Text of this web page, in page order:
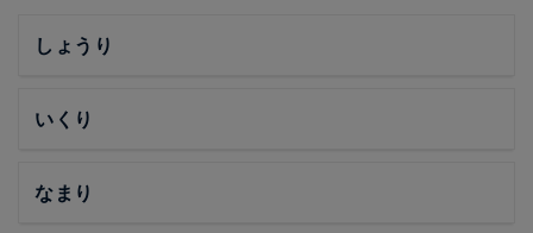
しょうり
いくり
なまり